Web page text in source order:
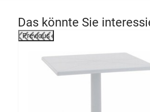
Das könnte Sie
Previous